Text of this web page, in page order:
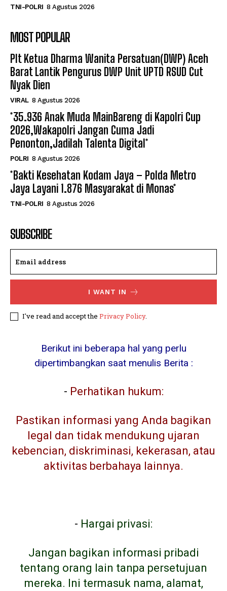
TNI-POLRI 8 Agustus 2026
MOST POPULAR
Plt Ketua Dharma Wanita Persatuan(DWP) Aceh
Barat Lantik Pengurus DWP Unit UPTD RSUD Cut
Nyak Dien
VIRAL 8 Agustus 2026
*35.936 Anak Muda MainBareng di Kapolri Cup
2026,Wakapolri Jangan Cuma Jadi
Penonton,Jadilah Talenta Digital*
POLRI 8 Agustus 2026
*Bakti Kesehatan Kodam Jaya – Polda Metro
Jaya Layani 1.876 Masyarakat di Monas*
TNI-POLRI 8 Agustus 2026
SUBSCRIBE
I WANT IN
I've read and accept the Privacy Policy.
Berikut ini beberapa hal yang perlu
dipertimbangkan saat menulis Berita :
- Perhatikan hukum:
Pastikan informasi yang Anda bagikan
legal dan tidak mendukung ujaran
kebencian, diskriminasi, kekerasan, atau
aktivitas berbahaya lainnya.
- Hargai privasi:
Jangan bagikan informasi pribadi
tentang orang lain tanpa persetujuan
mereka. Ini termasuk nama, alamat,